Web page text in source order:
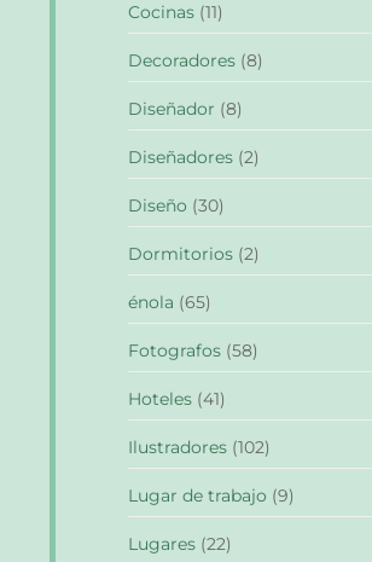
Cocinas (11)
Decoradores (8)
Diseñador (8)
Diseñadores (2)
Diseño (30)
Dormitorios (2)
énola (65)
Fotografos (58)
Hoteles (41)
Ilustradores (102)
Lugar de trabajo (9)
Lugares (22)